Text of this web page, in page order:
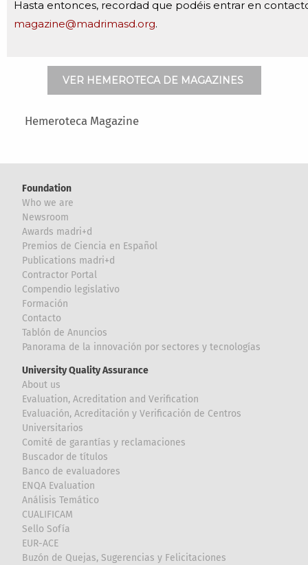
Main menu
Hemeroteca Magazine
Hasta entonces, recordad que podéis entrar en
magazine@madrimasd.org.
VER HEMEROTECA DE MAGAZINES
Foundation
Who we are
Newsroom
Awards madri+d
Premios de Ciencia en Español
Publications madri+d
Contractor Portal
Compendio legislativo
Formación
Contacto
Tablón de Anuncios
Panorama de la innovación por sectores y tecnologías
University Quality Assurance
About us
Evaluation, Acreditation and Verification
Evaluación, Acreditación y Verificación de Centros
Universitarios
Comité de garantías y reclamaciones
Buscador de títulos
Banco de evaluadores
ENQA Evaluation
Análisis Temático
CUALIFICAM
Sello Sofía
EUR-ACE
Buzón de Quejas, Sugerencias y Felicitaciones